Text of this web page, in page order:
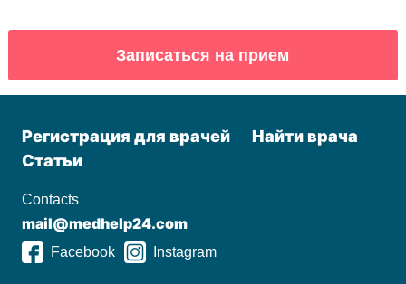
Регистрация для врачей
Найти врача
Статьи
Contacts
mail@medhelp24.com
Facebook Instagram